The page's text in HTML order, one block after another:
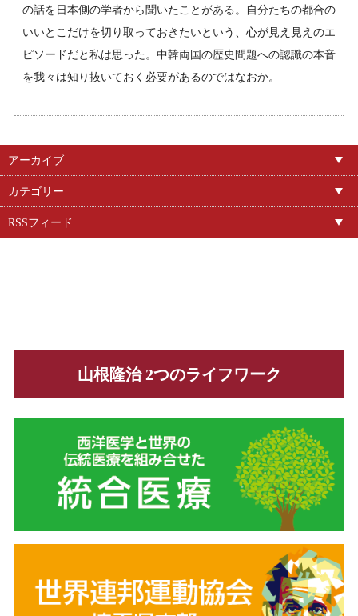
の話を日本側の学者から聞いたことがある。自分たちの都合の
いいとこだけを切り取っておきたいという、心が見え見えのエ
ピソードだと私は思った。中韓両国の歴史問題への認識の本音
を我々は知り抜いておく必要があるのではなおか。
アーカイブ
カテゴリー
RSSフィード
山根隆治 2つのライフワーク